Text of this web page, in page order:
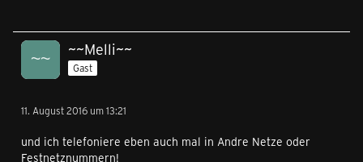
~~Melli~~
Gast
11. August 2016 um 13:21
und ich telefoniere eben auch mal in Andre Netze oder
Festnetznummern!